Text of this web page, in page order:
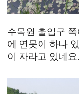
수목원 출입구
에 연못이 하나
이 자라고 있네